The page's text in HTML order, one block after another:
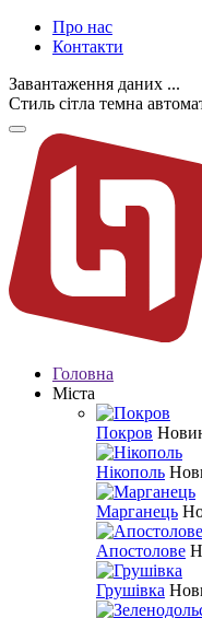
Про нас
Контакти
Завантаження даних ...
Стиль сітла темна
Головна
Міста
Покров
Нікополь
Марганець
Апостолове
Грушівка